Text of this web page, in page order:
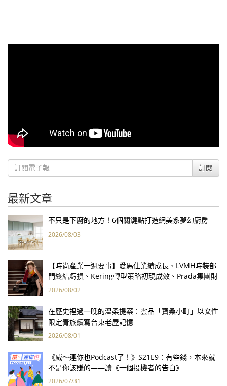
訂閱
最新文章
不只是下廚的地方！6個關鍵點打造網美系夢幻廚房
2026/08/03
【時尚產業一週要事】愛馬仕業績成長、LVMH時裝部
門終結虧損、Kering轉型策略初現成效、Prada集團財
報亮眼
2026/08/02
在歷史裡過一晚的溫柔提案：雲品「寶桑小町」以女性
限定青旅續寫台東老屋記憶
2026/08/01
《威～連你也Podcast了！》S21E9：有些錢，本來就
不是你該賺的——讀《一個投機者的告白》
2026/07/31